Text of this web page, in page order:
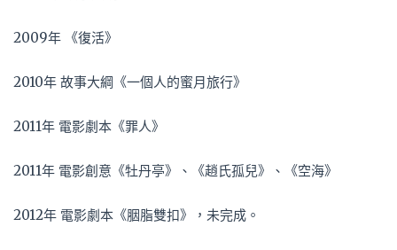
2009年 《復活》
2010年 故事大綱《一個人的蜜月旅行》
2011年 電影劇本《罪人》
2011年 電影創意《牡丹亭》、《趙氏孤兒》、《空海》
2012年 電影劇本《胭脂雙扣》，未完成。